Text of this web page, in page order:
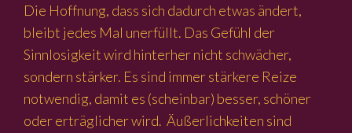
Die Hoffnung, dass sich dadurch etwas ändert,
bleibt jedes Mal unerfüllt. Das Gefühl der
Sinnlosigkeit wird hinterher nicht schwächer,
sondern stärker. Es sind immer stärkere Reize
notwendig, damit es (scheinbar) besser, schöner
oder erträglicher wird. Äußerlichkeiten sind